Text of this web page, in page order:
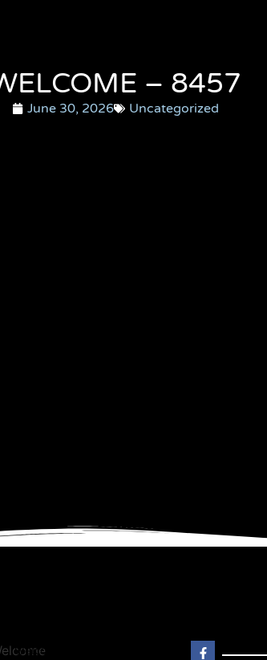
– 8457
June 30, 2026 Uncategorized
Welcome to our website. We